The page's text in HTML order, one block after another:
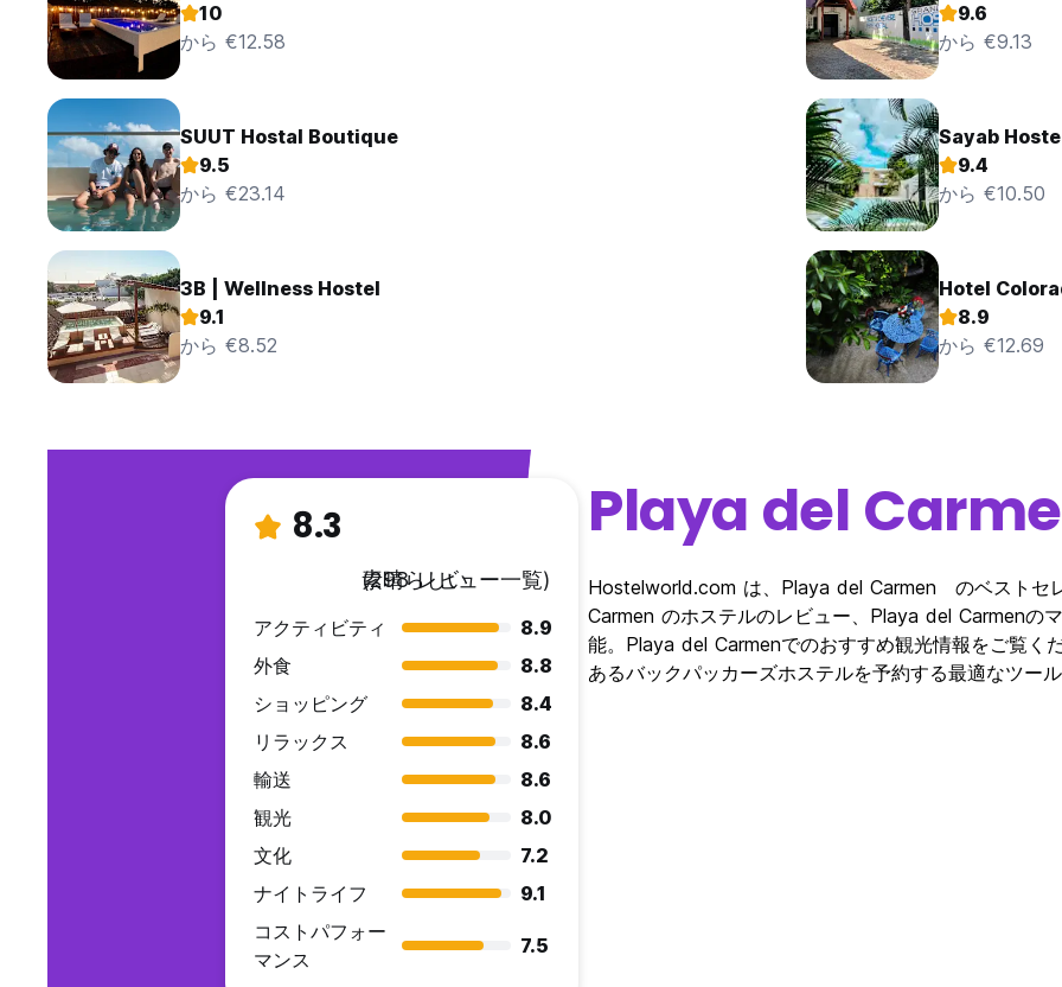
10
から €12.58
9.6
から €9.13
SUUT Hostal Boutique
9.5
から €23.14
Sayab
9.4
から €10.50
3B | Wellness Hostel
9.1
から €8.52
Hotel
8.9
から €12.69
8.3
素晴らしい
(298 レビュー一覧)
アクティビティ
8.9
外食
8.8
ショッピング
8.4
リラックス
8.6
輸送
8.6
観光
8.0
文化
7.2
ナイトライフ
9.1
コストパフォー
マンス
7.5
Playa del
Hostelworld.com は、Playa del Carmen のベストセ
Carmen のホステルのレビュー、Playa del Carmenの
能。Playa del Carmenでのおすすめ観光情報をご覧
あるバックパッカーズホステルを予約する最適なツー